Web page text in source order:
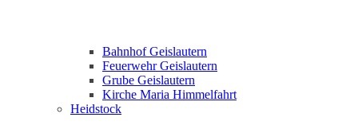
Bahnhof Geislautern
Feuerwehr Geislautern
Grube Geislautern
Kirche Maria Himmelfahrt
Heidstock